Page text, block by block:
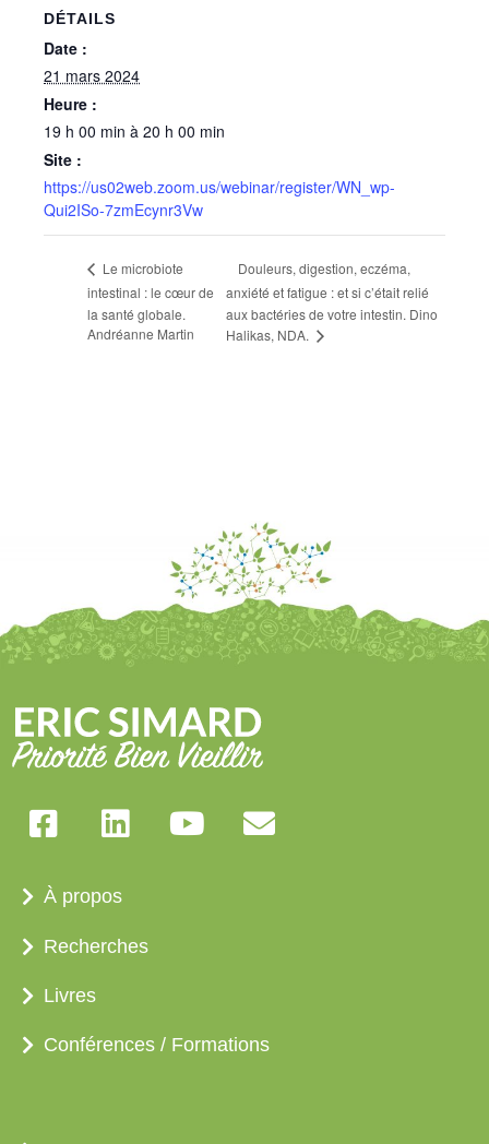
DÉTAILS
Date :
21 mars 2024
Heure :
19 h 00 min à 20 h 00 min
Site :
https://us02web.zoom.us/webinar/register/WN_wp-
Qui2ISo-7zmEcynr3Vw
Le microbiote
intestinal : le cœur de
la santé globale.
Andréanne Martin
Douleurs, digestion, eczéma,
anxiété et fatigue : et si c’était relié
aux bactéries de votre intestin. Dino
Halikas, NDA.
À propos
Recherches
Livres
Conférences / Formations